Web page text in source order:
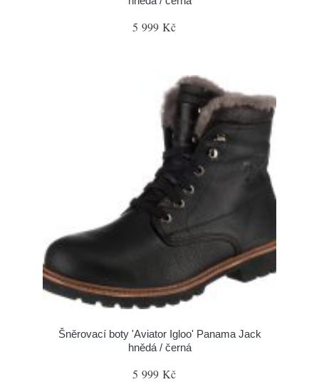
5 999 Kč
Šněrovací boty 'Aviator Igloo' Panama Jack
hnědá / černá
5 999 Kč